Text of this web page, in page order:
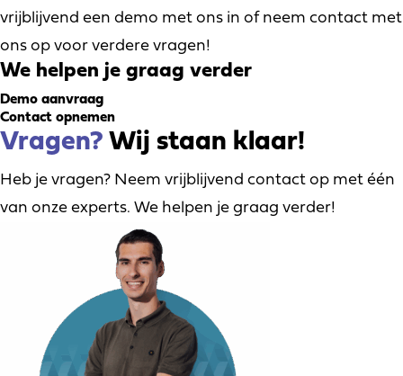
vrijblijvend een demo met ons in of neem contact met
ons op voor verdere vragen!
We helpen je graag verder
Demo aanvraag
Contact opnemen
Vragen? Wij staan klaar!
Heb je vragen? Neem vrijblijvend contact op met één
van onze experts. We helpen je graag verder!